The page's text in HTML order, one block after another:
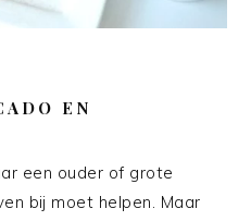
EN
een ouder of grote
bij moet helpen. Maar